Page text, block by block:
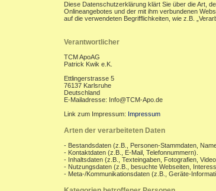
Diese Datenschutzerklärung klärt Sie über die Art,
Onlineangebotes und der mit ihm verbundenen
auf die verwendeten Begrifflichkeiten, wie z.B.
Verantwortlicher
TCM ApoAG
Patrick Kwik e.K.
Ettlingerstrasse 5
76137 Karlsruhe
Deutschland
E-Mailadresse: Info@TCM-Apo.de
Link zum Impressum: Impressum
Arten der verarbeiteten Daten
- Bestandsdaten (z.B., Personen-Stammdaten,
- Kontaktdaten (z.B., E-Mail, Telefonnummern).
- Inhaltsdaten (z.B., Texteingaben, Fotografien,
- Nutzungsdaten (z.B., besuchte Webseiten,
- Meta-/Kommunikationsdaten (z.B., Geräte-